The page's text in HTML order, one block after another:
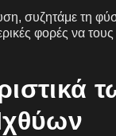
συζητάμε τη
φορές να